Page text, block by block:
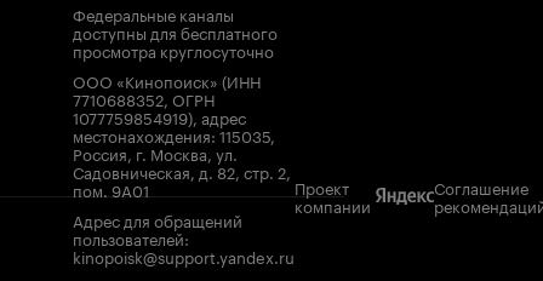
Федеральные каналы
доступны для бесплатного
просмотра круглосуточно
ООО «Кинопоиск» (ИНН
7710688352, ОГРН
1077759854919), адрес
местонахождения: 115035,
Россия, г. Москва, ул.
Садовническая, д. 82, стр. 2,
пом. 9А01
Адрес для обращений
пользователей:
kinopoisk@support.yandex.ru
Проект
компании
Соглашение